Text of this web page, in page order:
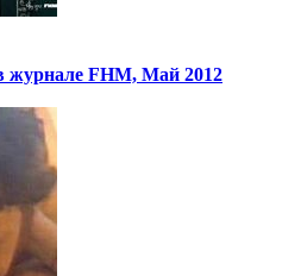
журнале FHM, Май 2012